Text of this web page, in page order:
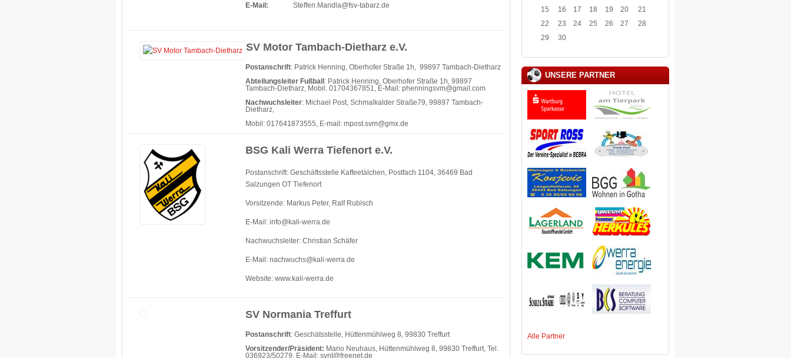
E-Mail: Steffen.Mandla@fsv-tabarz.de
SV Motor Tambach-Dietharz e.V.
Postanschrift: Patrick Henning, Oberhofer Straße 1h, 99897 Tambach-Dietharz
Abteilungsleiter Fußball : Patrick Henning, Oberhofer Straße 1h, 99897
Tambach-Dietharz, Mobil. 01704367851, E-Mail: phenningsvm@gmail.com
Nachwuchsleiter: Michael Post, Schmalkalder Straße79, 99897 Tambach-
Dietharz,
Mobil: 017641873555, E-mail: mpost.svm@gmx.de
BSG Kali Werra Tiefenort e.V.
Postanschrift: Geschäftsstelle Kaffeetälchen, Postfach 1104, 36469 Bad
Salzungen OT Tiefenort
Vorsitzende: Markus Peter, Ralf Rubisch
E-Mail: info@kali-werra.de
Nachwuchsleiter: Christian Schäfer
E-Mail: nachwuchs@kali-werra.de
Website: www.kali-werra.de
SV Normania Treffurt
Postanschrift: Geschätsstelle, Hüttenmühlweg 8, 99830 Treffurt
Vorsitzender/Präsident: Mario Neuhaus, Hüttenmühlweg 8, 99830 Treffurt, Tel.
036923/50279, E-Mail: svnt@freenet.de
15
16 17 18 19 20
21
22
23 24 25 26 27
28
29
30
UNSERE PARTNER
Alle Partner